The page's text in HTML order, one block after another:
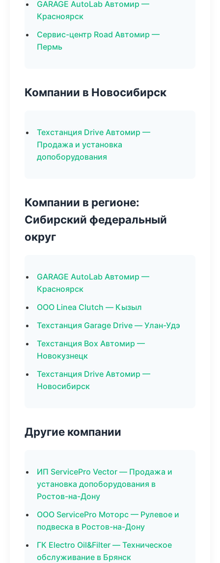
GARAGE AutoLab Автомир —
Красноярск
Сервис-центр Road Автомир —
Пермь
Компании в Новосибирск
Техстанция Drive Автомир —
Продажа и установка
допоборудования
Компании в регионе:
Сибирский федеральный
округ
GARAGE AutoLab Автомир —
Красноярск
ООО Linea Clutch — Кызыл
Техстанция Garage Drive — Улан-Удэ
Техстанция Box Автомир —
Новокузнецк
Техстанция Drive Автомир —
Новосибирск
Другие компании
ИП ServicePro Vector — Продажа и
установка допоборудования в
Ростов-на-Дону
ООО ServicePro Моторс — Рулевое и
подвеска в Ростов-на-Дону
ГК Electro Oil&Filter — Техническое
обслуживание в Брянск